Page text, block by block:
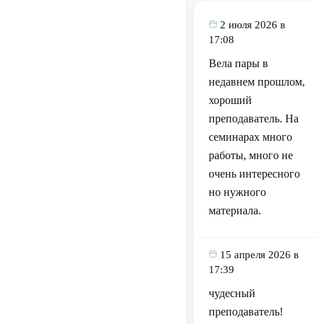
2 июля 2026 в
17:08
Вела пары в
недавнем прошлом,
хороший
преподаватель. На
семинарах много
работы, много не
очень интересного
но нужного
материала.
15 апреля 2026 в
17:39
чудесный
преподаватель!